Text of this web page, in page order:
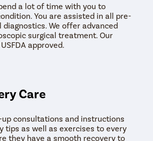
a lot of time with you to
You are assisted in all pre-
diagnostics. We offer advanced
surgical treatment. Our
approved.
Care
consultations and instructions
tips as well as exercises to every
they have a smooth recovery to